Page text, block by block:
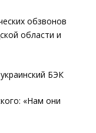
обзвонов
области и
БЭК
«Нам они